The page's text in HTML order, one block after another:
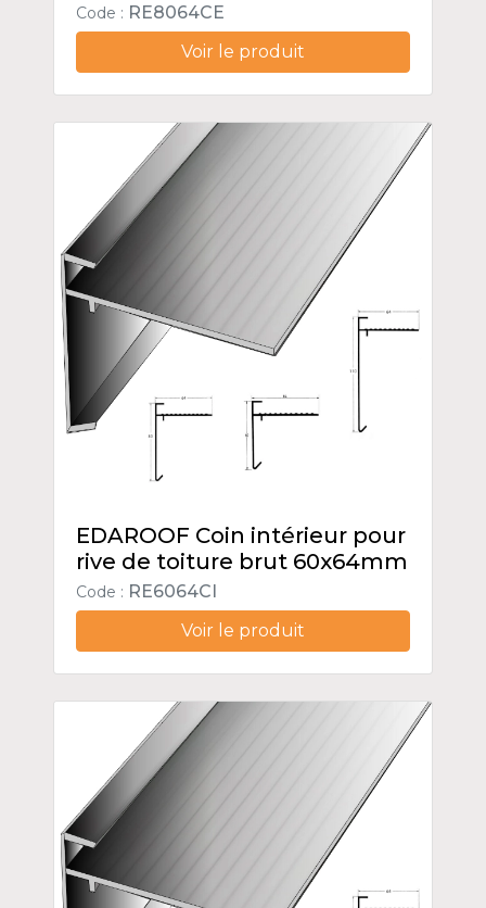
Code : RE8064CE
Voir le produit
EDAROOF Coin intérieur pour
rive de toiture brut 60x64mm
Code : RE6064CI
Voir le produit